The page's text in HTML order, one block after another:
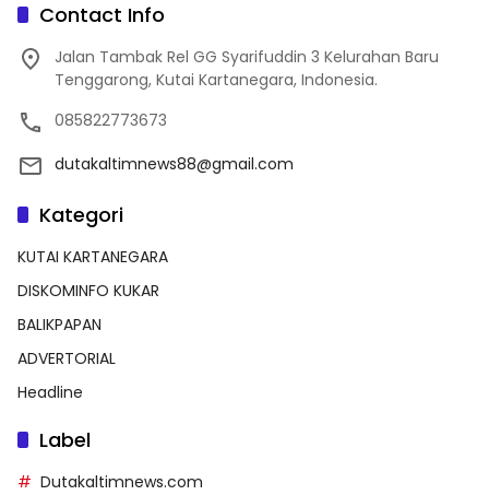
Contact Info
Jalan Tambak Rel GG Syarifuddin 3 Kelurahan Baru
Tenggarong, Kutai Kartanegara, Indonesia.
085822773673
dutakaltimnews88@gmail.com
Kategori
KUTAI KARTANEGARA
DISKOMINFO KUKAR
BALIKPAPAN
ADVERTORIAL
Headline
Label
Dutakaltimnews.com